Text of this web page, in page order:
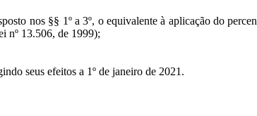
nos §§ 1º a 3º, o equivalente à aplicação do
nº 13.506, de 1999);
seus efeitos a 1º de janeiro de 2021.